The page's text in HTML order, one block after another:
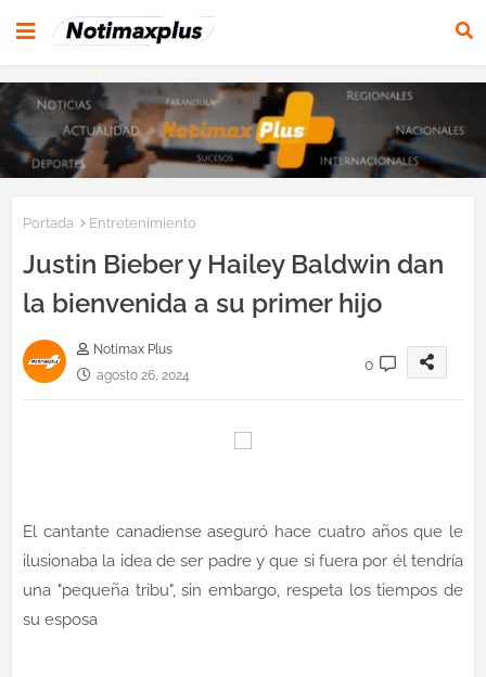
Portada Entretenimiento
Justin Bieber y Hailey Baldwin dan
la bienvenida a su primer hijo
Notimax Plus
agosto 26, 2024
0
El cantante canadiense aseguró hace cuatro años que le
ilusionaba la idea de ser padre y que si fuera por él tendría
una "pequeña tribu", sin embargo, respeta los tiempos de
su esposa